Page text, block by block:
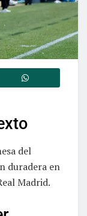
del
duradera en
Madrid.